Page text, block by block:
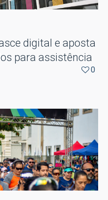
digital e aposta
para assistência
0